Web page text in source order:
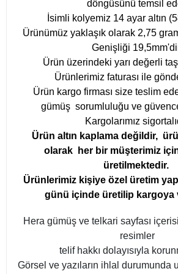
döngüsünü temsil
İsimli kolyemiz 14 ayar altın
Ürünümüz yaklaşık olarak 2,75
Genişliği
Ürün üzerindeki yarı değerli
Ürünlerimiz faturası ile
Ürün kargo firması size teslim
gümüş sorumluluğu ve
Kargolarımız
Ürün altın kaplama değildir,
olarak her bir müşterimiz
üretilmektedir.
Ürünlerimiz kişiye özel üretim
günü içinde üretilip kargoya
Hera gümüş ve telkari sayfası
resimler
telif hakkı dolayısıyla
Görsel ve yazıların ihlal durumunda